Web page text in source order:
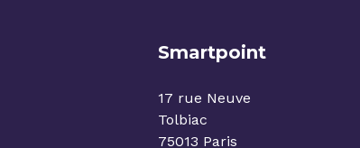
Smartpoint
17 rue Neuve
Tolbiac
75013 Paris